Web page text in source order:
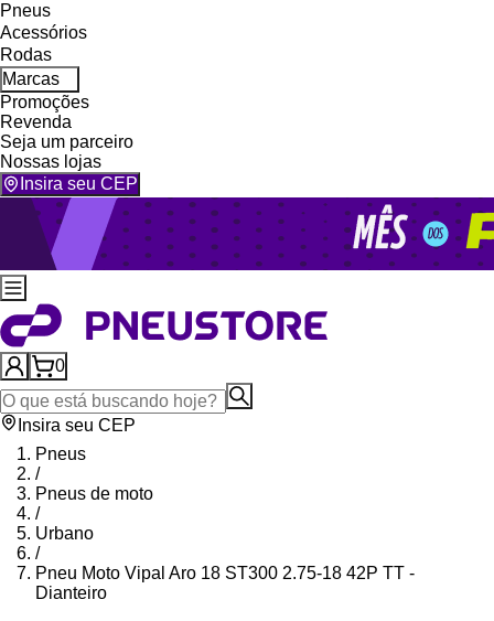
Pneus
Acessórios
Rodas
Marcas
Promoções
Revenda
Seja um parceiro
Nossas lojas
Insira seu CEP
0
Insira seu CEP
Pneus
/
Pneus de moto
/
Urbano
/
Pneu Moto Vipal Aro 18 ST300 2.75-18 42P TT -
Dianteiro